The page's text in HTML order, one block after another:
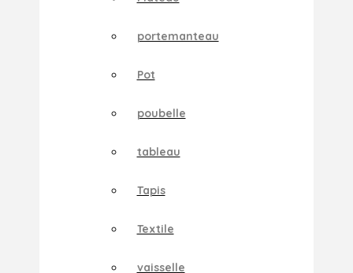
portemanteau
Pot
poubelle
tableau
Tapis
Textile
vaisselle